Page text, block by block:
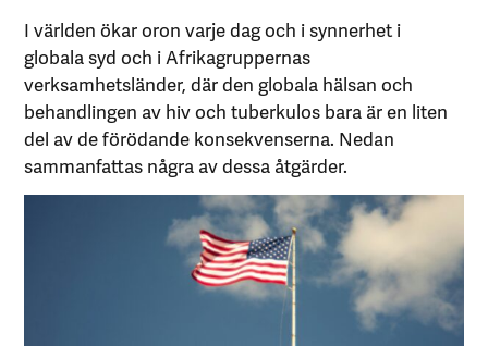
I världen ökar oron varje dag och i synnerhet i
globala syd och i Afrikagruppernas
verksamhetsländer, där den globala hälsan och
behandlingen av hiv och tuberkulos bara är en liten
del av de förödande konsekvenserna. Nedan
sammanfattas några av dessa åtgärder.